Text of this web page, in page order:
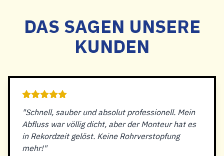
DAS SAGEN UNSERE
KUNDEN
"Schnell, sauber und absolut professionell. Mein
Abfluss war völlig dicht, aber der Monteur hat es
in Rekordzeit gelöst. Keine Rohrverstopfung
mehr!"